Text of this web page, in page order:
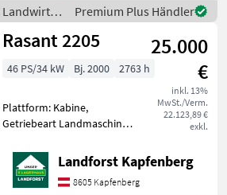
Motorkarren
Landwirtsch.
Motorfahrzeuge
/ Rasant
Premium Plus Händler
Rasant 2205
25.000
€
inkl. 13%
MwSt./Verm.
22.123,89 €
exkl.
46 PS/34 kW Bj. 2000 2763 h
Plattform: Kabine,
Getriebeart Landmaschine:
Frontzapfwelle,
Fronthydraulik, Antrieb:
Allrad - 1 Garn.
Landforst Kapfenberg
8605 Kapfenberg